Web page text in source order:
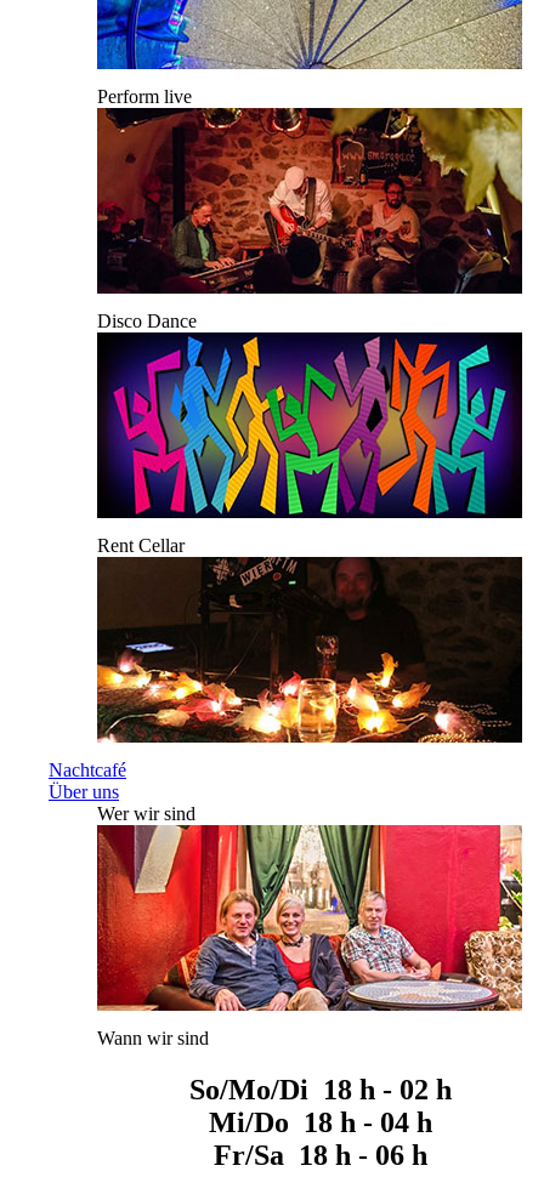
Perform live
Disco Dance
Rent Cellar
Nachtcafé
Über uns
Wer wir sind
Wann wir sind
So/Mo/Di 18 h - 02 h
Mi/Do 18 h - 04 h
Fr/Sa 18 h - 06 h